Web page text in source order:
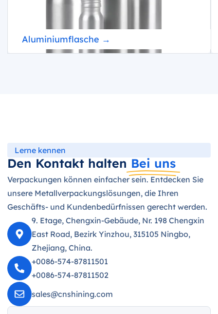
Aluminiumflasche →
Lerne kennen
Den Kontakt halten Bei uns
Verpackungen können einfacher sein. Entdecken Sie
unsere Metallverpackungslösungen, die Ihren
Geschäfts- und Kundenbedürfnissen gerecht werden.
9. Etage, Chengxin-Gebäude, Nr. 198 Chengxin
East Road, Bezirk Yinzhou, 315105 Ningbo,
Zhejiang, China.
+0086-574-87811501
+0086-574-87811502
sales@cnshining.com